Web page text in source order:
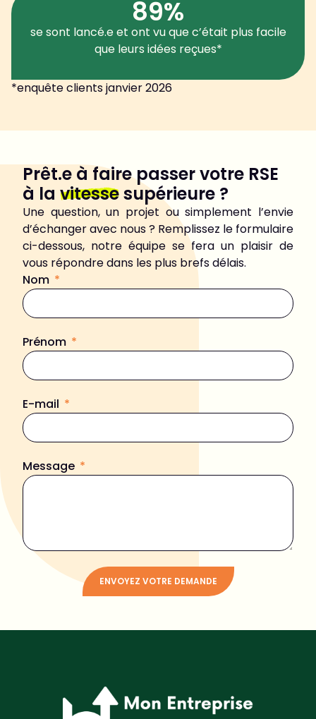
89%
se sont lancé.e et ont vu que c’était plus facile
que leurs idées reçues*
*enquête clients janvier 2026
Prêt.e à faire passer votre RSE
à la vitessesupérieure ?
Une question, un projet ou simplement l’envie
d’échanger avec nous ? Remplissez le formulaire
ci-dessous, notre équipe se fera un plaisir de
vous répondre dans les plus brefs délais.
Nom
Prénom
E-mail
Message
ENVOYEZ VOTRE DEMANDE